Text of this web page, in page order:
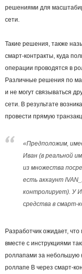
решениями для
сети.
Такие решения, также
смарт-контракты, куда
операции проводятся в
Различные решения по
и не могут связываться
сети. В результате
провести прямую
«Предположим,
Иван (в реальной
из множества
есть аккаунт
контролирует). У
средства в смарт-
Разработчик ожидает,
вместе с инструкциями
роллапами за небольшую
роллапе B через смарт-